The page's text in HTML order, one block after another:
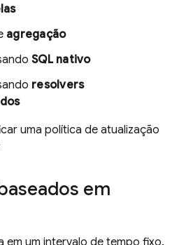
agregação
SQL nativo
resolvers
uma política de atualização
em
em um intervalo de tempo fixo.